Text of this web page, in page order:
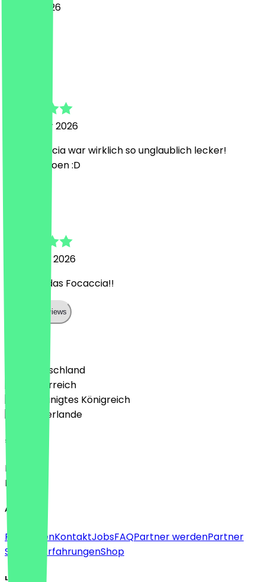
18. Juni 2026
24. Januar 2026
Das focaccia war wirklich so unglaublich lecker!
Dankeschoen :D
14. Januar 2026
Ich LIEBE das Focaccia!!
Show all reviews
🇩🇪 Deutschland
🇦🇹 Österreich
🇬🇧 Vereinigtes Königreich
🇳🇱 Niederlande
Sprache
Deutsch
English
About
Für FirmenKontaktJobsFAQPartner werdenPartner
Support
ErfahrungenShop
Legal